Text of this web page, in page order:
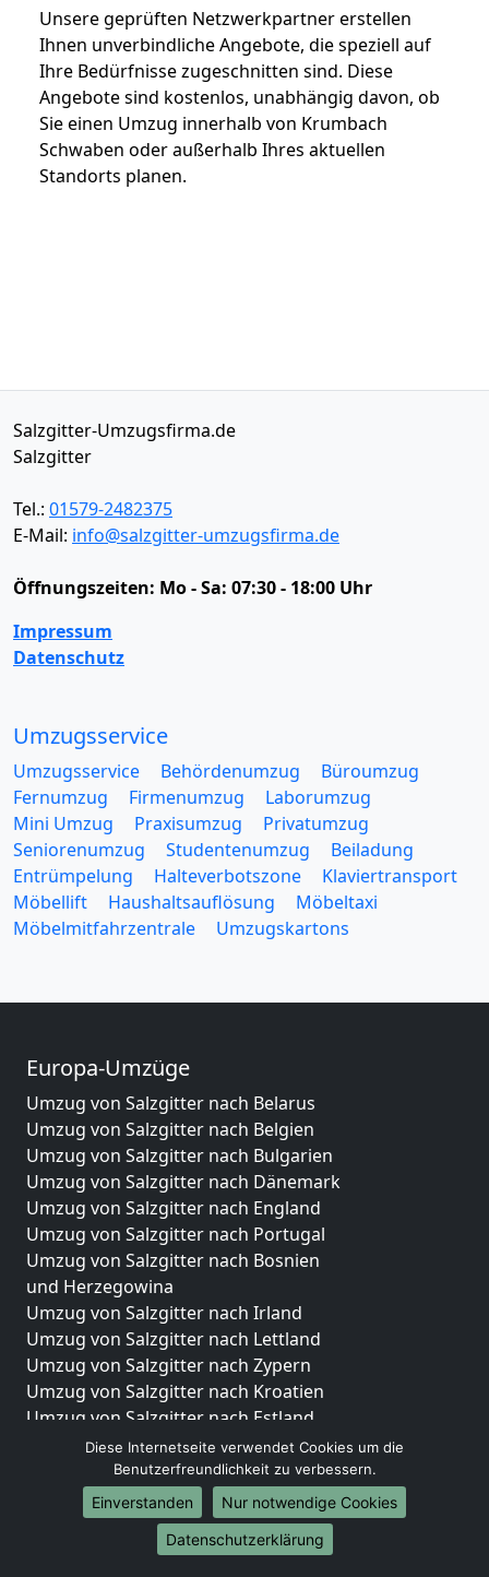
Unsere geprüften Netzwerkpartner erstellen
Ihnen unverbindliche Angebote, die speziell auf
Ihre Bedürfnisse zugeschnitten sind. Diese
Angebote sind kostenlos, unabhängig davon, ob
Sie einen Umzug innerhalb von Krumbach
Schwaben oder außerhalb Ihres aktuellen
Standorts planen.
Salzgitter-Umzugsfirma.de
Salzgitter
Tel.: 01579-2482375
E-Mail: info@salzgitter-umzugsfirma.de
Öffnungszeiten: Mo - Sa: 07:30 - 18:00 Uhr
Impressum
Datenschutz
Umzugsservice
Umzugsservice Behördenumzug
Büroumzug
Fernumzug
Firmenumzug
Laborumzug
Mini Umzug
Praxisumzug
Privatumzug
Seniorenumzug
Studentenumzug
Beiladung
Entrümpelung
Halteverbotszone
Klaviertransport
Möbellift
Haushaltsauflösung
Möbeltaxi
Möbelmitfahrzentrale
Umzugskartons
Europa-Umzüge
Umzug von Salzgitter nach Belarus
Umzug von Salzgitter nach Belgien
Umzug von Salzgitter nach Bulgarien
Umzug von Salzgitter nach Dänemark
Umzug von Salzgitter nach England
Umzug von Salzgitter nach Portugal
Umzug von Salzgitter nach Bosnien
und Herzegowina
Umzug von Salzgitter nach Irland
Umzug von Salzgitter nach Lettland
Umzug von Salzgitter nach Zypern
Umzug von Salzgitter nach Kroatien
Umzug von Salzgitter nach Estland
Umzug von Salzgitter nach Finnland
Umzug von Salzgitter nach Frankreich
Umzug von Salzgitter nach Griechenland
Umzug von Salzgitter nach Italien
Umzug von Salzgitter nach Liechtenstein
Diese Internetseite verwendet Cookies um die
Benutzerfreundlichkeit zu verbessern.
Einverstanden
Nur notwendige Cookies
Datenschutzerklärung